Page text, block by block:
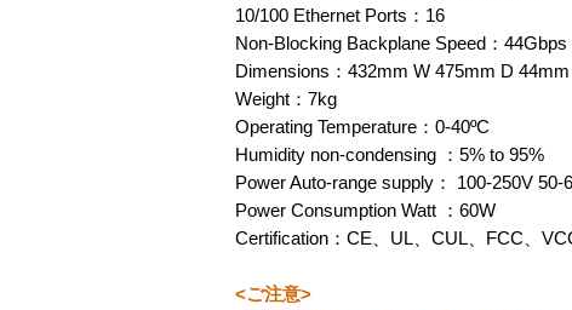
10/100 Ethernet Ports：16
Non-Blocking Backplane Speed：44Gbps
Dimensions：432mm W 475mm D
Weight：7kg
Operating Temperature：0-40ºC
Humidity non-condensing ：5% to 95%
Power Auto-range supply： 100-250V 50-
Power Consumption Watt ：60W
Certification：CE、UL、CUL、FCC、
<ご注意>